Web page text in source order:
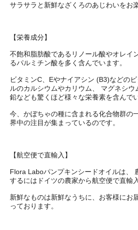
サラサラと新鮮なざくろのあじわいをお
【栄養成分】
不飽和脂肪酸であるリノール酸やオレイ
るパルミチン酸を多く含んでいます。
ビタミンC、Eやナイアシン (B3)などの
ルのカルシウムやカリウム、 マグネシウ
鉛なども驚くほど様々な栄養素を含んで
今、かぼちゃの種に含まれる化合物群の
界中の注目が集まっているのです。
【航空便で直輸入】
Flora Laboパンプキンシードオイルは、
するにはドイツの農家から航空便で直輸
新鮮なものは新鮮なうちに、お客様にお
っております。